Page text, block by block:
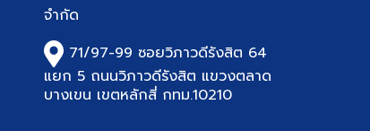
จำกัด
71/97-99 ซอยวิภาวดีรังสิต 64
แยก 5 ถนนวิภาวดีรังสิต แขวงตลาด
บางเขน เขตหลักสี่ กทม.10210